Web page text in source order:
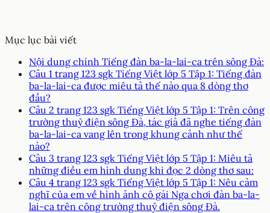
Mục lục bài viết
Nội dung chính Tiếng đàn ba-la-lai-ca trên sông Đà:
Câu 1 trang 123 sgk Tiếng Việt lớp 5 Tập 1: Tiếng đàn
ba-la-lai-ca được miêu tả thế nào qua 8 dòng thơ
đầu?
Câu 2 trang 123 sgk Tiếng Việt lớp 5 Tập 1: Trên công
trường thuỷ điện sông Đà, tác giả đã nghe tiếng đàn
ba-la-lai-ca vang lên trong khung cảnh như thế
nào?
Câu 3 trang 123 sgk Tiếng Việt lớp 5 Tập 1: Miêu tả
những điều em hình dung khi đọc 2 dòng thơ sau:
Câu 4 trang 123 sgk Tiếng Việt lớp 5 Tập 1: Nêu cảm
nghĩ của em về hình ảnh cô gái Nga chơi đàn ba-la-
lai-ca trên công trường thuỷ điện sông Đà.